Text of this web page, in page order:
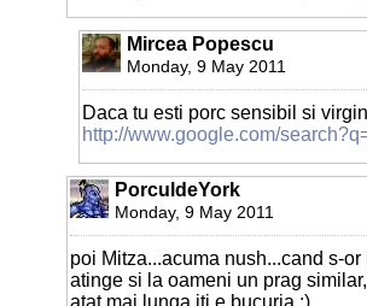
Mircea Popescu
Monday, 9 May 2011
Daca tu esti porc sensibil si
http://www.google.com/
PorculdeYork
Monday, 9 May 2011
poi Mitza...acuma nush...cand s-
atinge si la oameni un prag
atat mai lunga iti e bucuria :)